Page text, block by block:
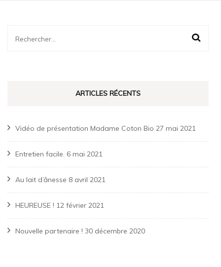
Rechercher :
ARTICLES RÉCENTS
Vidéo de présentation Madame Coton Bio 27 mai 2021
Entretien facile. 6 mai 2021
Au lait d’ânesse 8 avril 2021
HEUREUSE ! 12 février 2021
Nouvelle partenaire ! 30 décembre 2020